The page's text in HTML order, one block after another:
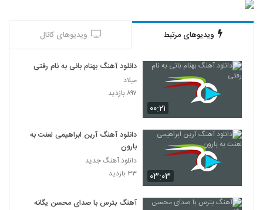
ویدیوهای مرتبط ویدیوهای کانال
۰۰:۲۱
دانلود آهنگ بهنام بانی به نام رفتی
میلاد
۸۹۷ بازدید
۰۳:۰۳
دانلود آهنگ آرین ابراهیمی لعنت به
بارون
دانلود آهنگ جدید
۳۳ بازدید
آهنگ بترس با صدای محسن یگانه